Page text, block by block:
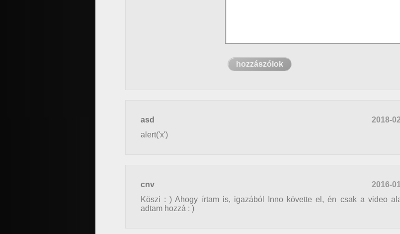
asd
2018-
alert('x')
cnv
2016-
Köszi : ) Ahogy írtam is, igazából Inno követte el, én csak a video
adtam hozzá : )